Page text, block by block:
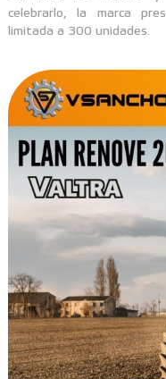
celebrarlo, la marca
limitada a 300 unidades.